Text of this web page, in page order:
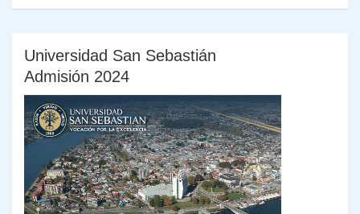
Universidad San Sebastián
Admisión 2024